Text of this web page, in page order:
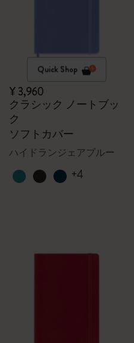
Quick Shop
¥ 3,960
クラシック ノートブッ
ク
ソフトカバー
ハイドランジェアブルー
+4